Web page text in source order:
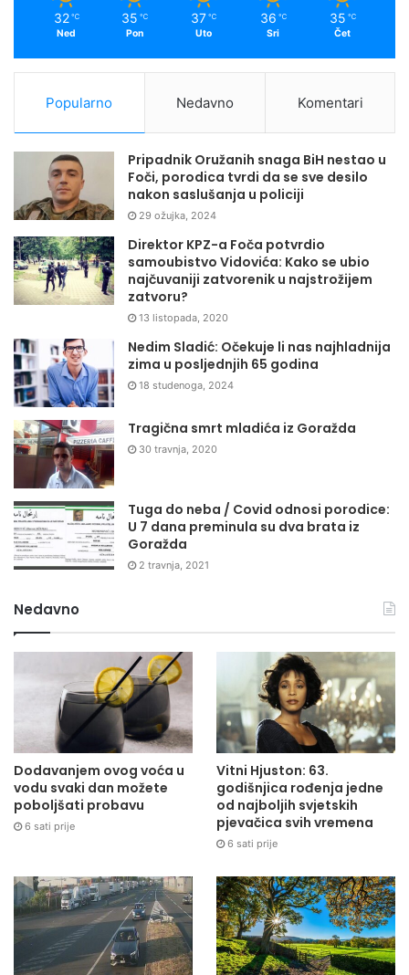
32 ℃
Ned
35 ℃
Pon
37 ℃
Uto
36 ℃
Sri
35 ℃
Čet
Popularno Nedavno Komentari
Pripadnik Oružanih snaga BiH nestao u
Foči, porodica tvrdi da se sve desilo
nakon saslušanja u policiji
29 ožujka, 2024
Direktor KPZ-a Foča potvrdio
samoubistvo Vidovića: Kako se ubio
najčuvaniji zatvorenik u najstrožijem
zatvoru?
13 listopada, 2020
Nedim Sladić: Očekuje li nas najhladnija
zima u posljednjih 65 godina
18 studenoga, 2024
Tragična smrt mladića iz Goražda
30 travnja, 2020
Tuga do neba / Covid odnosi porodice:
U 7 dana preminula su dva brata iz
Goražda
2 travnja, 2021
Nedavno
Dodavanjem ovog voća u
vodu svaki dan možete
poboljšati probavu
6 sati prije
Vitni Hjuston: 63.
godišnjica rođenja jedne
od najboljih svjetskih
pjevačica svih vremena
6 sati prije